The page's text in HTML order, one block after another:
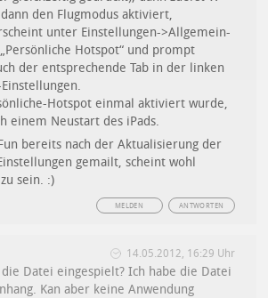
den Flugmodus aktiviert,
unter Einstellungen->Allgemein-
Hotspot“ und prompt
der entsprechende Tab in der linken
Hotspot einmal aktiviert wurde,
einem Neustart des iPads.
bereits nach der Aktualisierung der
gemailt, scheint wohl
sein. :)
ANTWORTEN
MELDEN
14.05.2012, 16:29 Uhr
Datei eingespielt? Ich habe die Datei
Kan aber keine Anwendung